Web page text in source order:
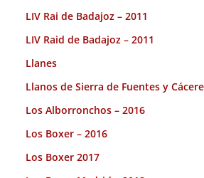
LIV Rai de Badajoz – 2011
LIV Raid de Badajoz – 2011
Llanes
Llanos de Sierra de Fuentes y
Los Alborronchos – 2016
Los Boxer – 2016
Los Boxer 2017